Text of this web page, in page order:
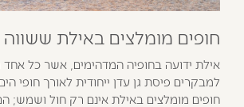
חופים מומלצים באילת ששווה
אילת ידועה בחופיה המדהימים, אשר כל
למבקרים פיסת גן עדן ייחודית לאורך חופי
חופים מומלצים באילת אינם רק חול ושמש;